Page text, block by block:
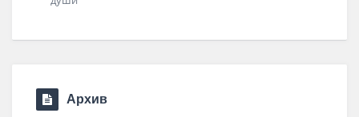
Архив